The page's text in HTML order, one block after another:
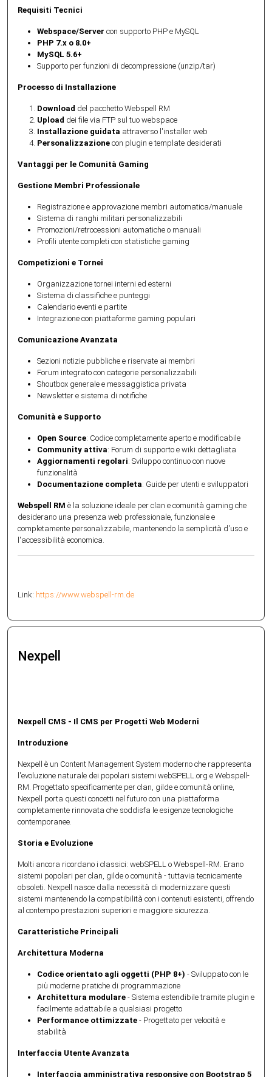
Requisiti Tecnici
Webspace/Server con supporto PHP e MySQL
PHP 7.x o 8.0+
MySQL 5.6+
Supporto per funzioni di decompressione (unzip/tar)
Processo di Installazione
Download del pacchetto Webspell RM
Upload dei file via FTP sul tuo webspace
Installazione guidata attraverso l'installer web
Personalizzazione con plugin e template desiderati
Vantaggi per le Comunità Gaming
Gestione Membri Professionale
Registrazione e approvazione membri automatica/manuale
Sistema di ranghi militari personalizzabili
Promozioni/retrocessioni automatiche o manuali
Profili utente completi con statistiche gaming
Competizioni e Tornei
Organizzazione tornei interni ed esterni
Sistema di classifiche e punteggi
Calendario eventi e partite
Integrazione con piattaforme gaming populari
Comunicazione Avanzata
Sezioni notizie pubbliche e riservate ai membri
Forum integrato con categorie personalizzabili
Shoutbox generale e messaggistica privata
Newsletter e sistema di notifiche
Comunità e Supporto
Open Source: Codice completamente aperto e modificabile
Community attiva: Forum di supporto e wiki dettagliata
Aggiornamenti regolari: Sviluppo continuo con nuove
funzionalità
Documentazione completa: Guide per utenti e sviluppatori
Webspell RM è la soluzione ideale per clan e comunità gaming che
desiderano una presenza web professionale, funzionale e
completamente personalizzabile, mantenendo la semplicità d'uso e
l'accessibilità economica.
Link: https://www.webspell-rm.de
Nexpell
Nexpell CMS - Il CMS per Progetti Web Moderni
Introduzione
Nexpell è un Content Management System moderno che rappresenta
l'evoluzione naturale dei popolari sistemi webSPELL.org e Webspell-
RM. Progettato specificamente per clan, gilde e comunità online,
Nexpell porta questi concetti nel futuro con una piattaforma
completamente rinnovata che soddisfa le esigenze tecnologiche
contemporanee.
Storia e Evoluzione
Molti ancora ricordano i classici: webSPELL o Webspell-RM. Erano
sistemi popolari per clan, gilde o comunità - tuttavia tecnicamente
obsoleti. Nexpell nasce dalla necessità di modernizzare questi
sistemi mantenendo la compatibilità con i contenuti esistenti, offrendo
al contempo prestazioni superiori e maggiore sicurezza.
Caratteristiche Principali
Architettura Moderna
Codice orientato agli oggetti (PHP 8+) - Sviluppato con le
più moderne pratiche di programmazione
Architettura modulare - Sistema estendibile tramite plugin e
facilmente adattabile a qualsiasi progetto
Performance ottimizzate - Progettato per velocità e
stabilità
Interfaccia Utente Avanzata
Interfaccia amministrativa responsive con Bootstrap 5